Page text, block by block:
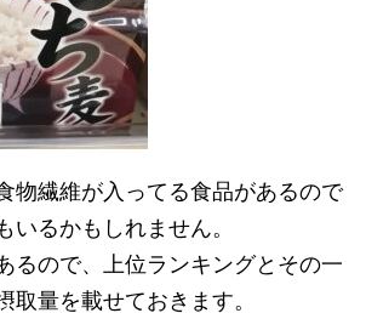
物繊維が入ってる食品があるので
いるかもしれません。
るので、上位ランキングとその一
取量を載せておきます。